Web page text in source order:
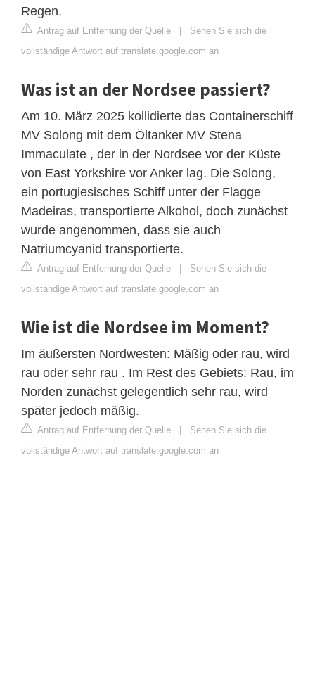
Regen.
Antrag auf Entfernung der Quelle | Sehen Sie sich die
vollständige Antwort auf translate.google.com an
Was ist an der Nordsee passiert?
Am 10. März 2025 kollidierte das Containerschiff
MV Solong mit dem Öltanker MV Stena
Immaculate , der in der Nordsee vor der Küste
von East Yorkshire vor Anker lag. Die Solong,
ein portugiesisches Schiff unter der Flagge
Madeiras, transportierte Alkohol, doch zunächst
wurde angenommen, dass sie auch
Natriumcyanid transportierte.
Antrag auf Entfernung der Quelle | Sehen Sie sich die
vollständige Antwort auf translate.google.com an
Wie ist die Nordsee im Moment?
Im äußersten Nordwesten: Mäßig oder rau, wird
rau oder sehr rau . Im Rest des Gebiets: Rau, im
Norden zunächst gelegentlich sehr rau, wird
später jedoch mäßig.
Antrag auf Entfernung der Quelle | Sehen Sie sich die
vollständige Antwort auf translate.google.com an